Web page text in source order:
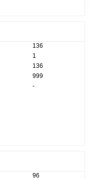
136
1
136
999
-
96